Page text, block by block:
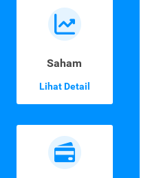
Saham
Lihat Detail